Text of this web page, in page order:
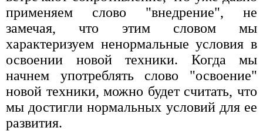
применяем слово "внедрение", не
замечая, что этим словом мы
характеризуем ненормальные условия в
освоении новой техники. Когда мы
начнем употреблять слово "освоение"
новой техники, можно будет считать, что
мы достигли нормальных условий для ее
развития.